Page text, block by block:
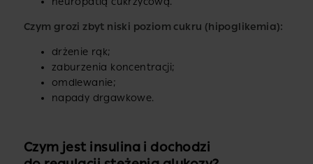
Czym grozi zbyt niski poziom cukru (hipoglikemia):
drżenie rąk;
zaburzenia koncentracji;
omdlewanie;
napady drgawkowe.
Czym jest insulina i dochodzi